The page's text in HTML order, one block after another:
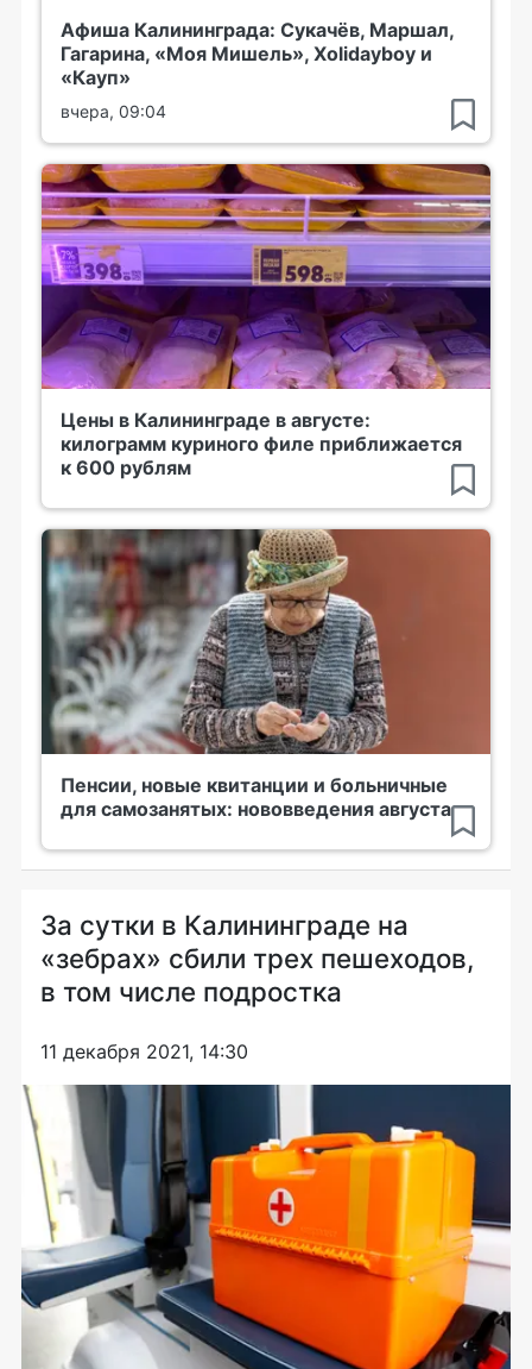
Афиша Калининграда: Сукачёв, Маршал,
Гагарина, «Моя Мишель», Xolidayboy и
«Кауп»
вчера, 09:04
Цены в Калининграде в августе:
килограмм куриного филе приближается
к 600 рублям
Пенсии, новые квитанции и больничные
для самозанятых: нововведения августа
За сутки в Калининграде на
«зебрах» сбили трех пешеходов,
в том числе подростка
11 декабря 2021, 14:30